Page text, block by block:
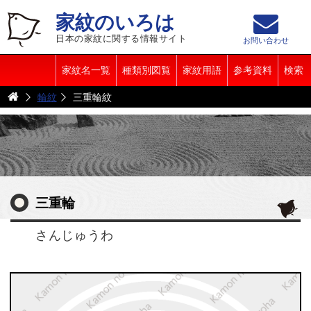
家紋のいろは
日本の家紋に関する情報サイト
家紋名一覧 種類別図覧 家紋用語 参考資料 検索
お問い合わせ
輪紋 三重輪紋
三重輪
さんじゅうわ